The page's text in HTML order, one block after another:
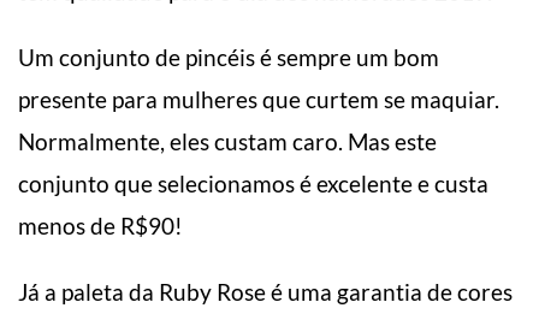
Um conjunto de pincéis é sempre um bom
presente para mulheres que curtem se maquiar.
Normalmente, eles custam caro. Mas este
conjunto que selecionamos é excelente e custa
menos de R$90!
Já a paleta da Ruby Rose é uma garantia de cores